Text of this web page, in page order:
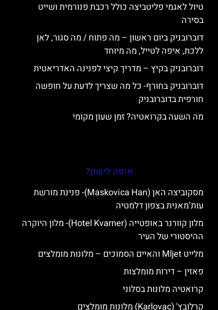
טיול לאגמי פליטביצה כולל רכבת פנורמית ושייט
בסירה
דוברובניק ביום ראשון – מה פתוח / מה סגור, לאן
ללכת, איפה לטייל, מה מיוחד
דוברובניק בקיץ – מדריך קיצי לפנינה האדריאטית
דוברובניק בחורף- כל מה שצריך לדעת על חופשה
חורפית בדוברובניק
מה השעה בקרואטיה? זמן שעון מקומי
איפה לישון?
מסקוביצה האן (Maskovica Han)- פנינת מורשת
עות’מאנית בצפון דלמטיה
מלון קוורנר באופטייה (Hotel Kvarner)- מלון היוקרה
ההיסטורי של העיר
מלייט Mljet והאיים הסמוכים – מלונות מומלצים
פאזין – דירות מומלצות
קרואטיה מלונות בסלוני
קרלובץ' (Karlovac) מלונות מומלצים